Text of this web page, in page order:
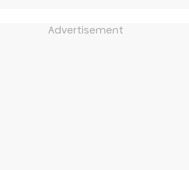
Advertisement